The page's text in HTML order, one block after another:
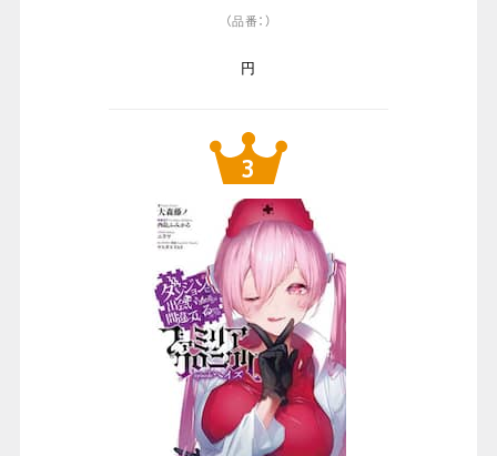
（品番：）
円